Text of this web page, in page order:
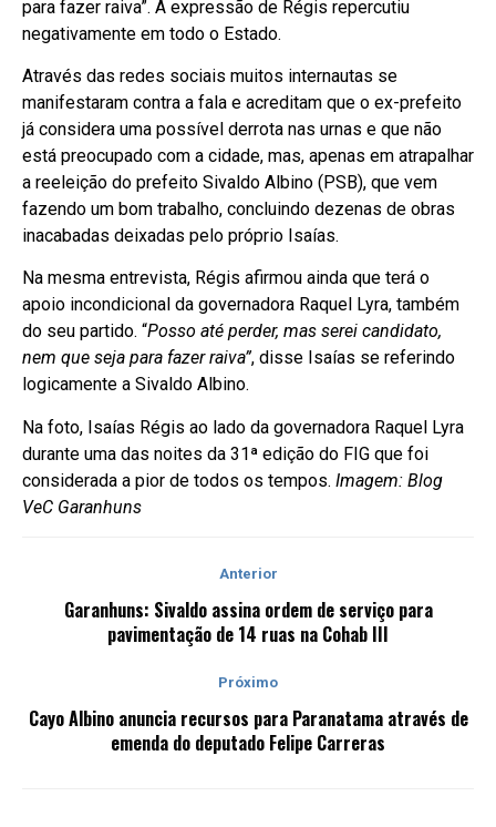
para fazer raiva”. A expressão de Régis repercutiu
negativamente em todo o Estado.
Através das redes sociais muitos internautas se
manifestaram contra a fala e acreditam que o ex-prefeito
já considera uma possível derrota nas urnas e que não
está preocupado com a cidade, mas, apenas em atrapalhar
a reeleição do prefeito Sivaldo Albino (PSB), que vem
fazendo um bom trabalho, concluindo dezenas de obras
inacabadas deixadas pelo próprio Isaías.
Na mesma entrevista, Régis afirmou ainda que terá o
apoio incondicional da governadora Raquel Lyra, também
do seu partido. “Posso até perder, mas serei candidato,
nem que seja para fazer raiva”, disse Isaías se referindo
logicamente a Sivaldo Albino.
Na foto, Isaías Régis ao lado da governadora Raquel Lyra
durante uma das noites da 31ª edição do FIG que foi
considerada a pior de todos os tempos. Imagem: Blog
VeC Garanhuns
Anterior
Garanhuns: Sivaldo assina ordem de serviço para
pavimentação de 14 ruas na Cohab III
Próximo
Cayo Albino anuncia recursos para Paranatama através de
emenda do deputado Felipe Carreras